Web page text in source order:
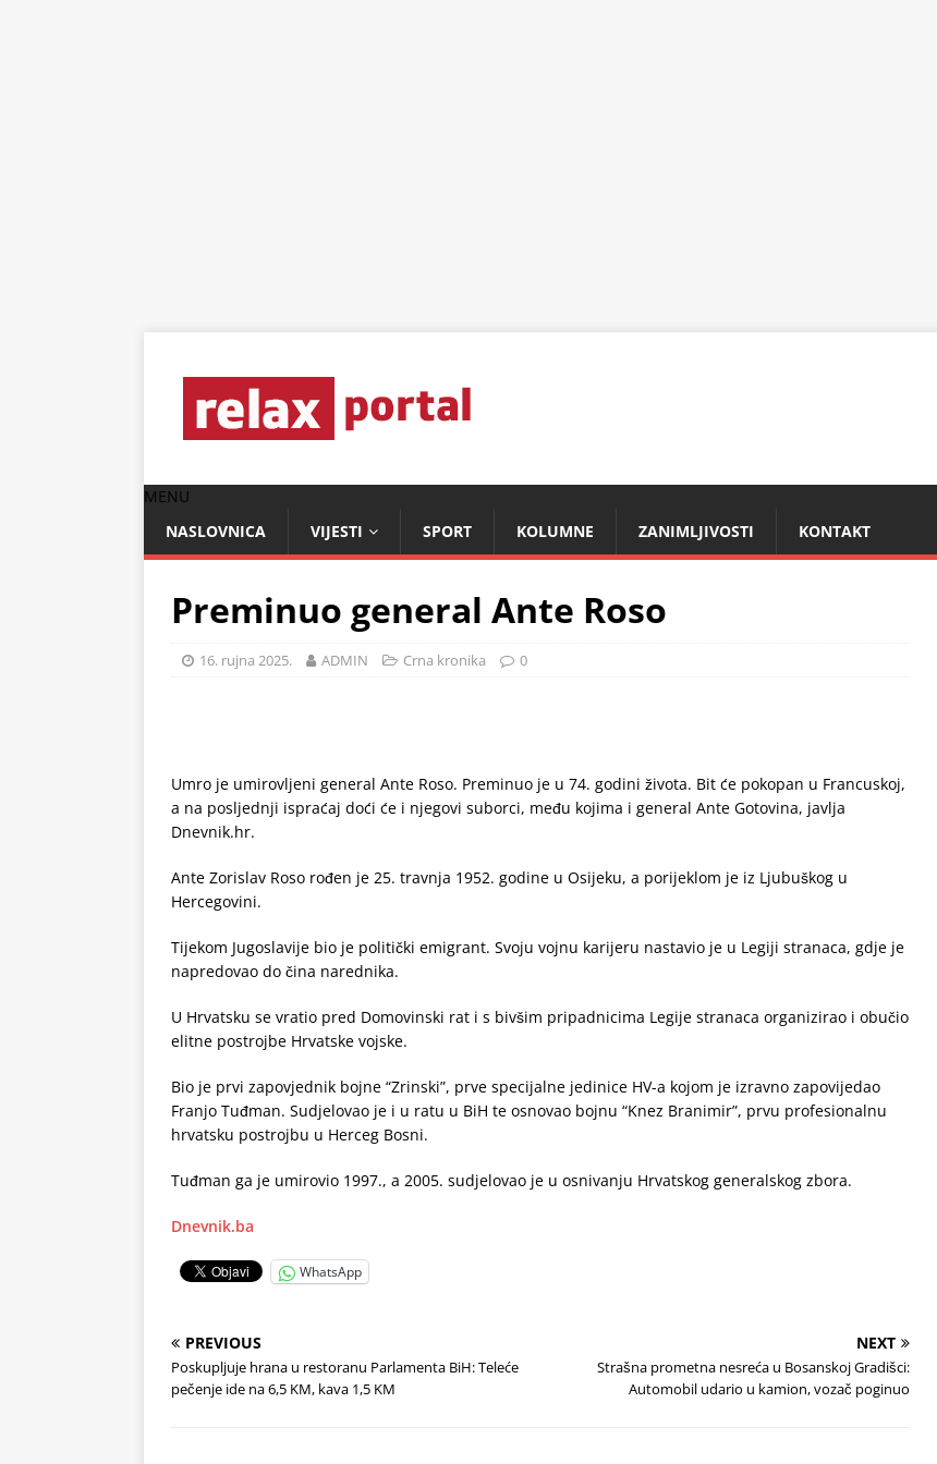
MENU
NASLOVNICA
VIJESTI SPORT KOLUMNE ZANIMLJIVOSTI KONTAKT
Preminuo general Ante Roso
16. rujna 2025. ADMIN Crna kronika 0
Umro je umirovljeni general Ante Roso. Preminuo je u 74. godini života. Bit će pokopan u Francuskoj,
a na posljednji ispraćaj doći će i njegovi suborci, među kojima i general Ante Gotovina, javlja
Dnevnik.hr.
Ante Zorislav Roso rođen je 25. travnja 1952. godine u Osijeku, a porijeklom je iz Ljubuškog u
Hercegovini.
Tijekom Jugoslavije bio je politički emigrant. Svoju vojnu karijeru nastavio je u Legiji stranaca, gdje je
napredovao do čina narednika.
U Hrvatsku se vratio pred Domovinski rat i s bivšim pripadnicima Legije stranaca organizirao i obučio
elitne postrojbe Hrvatske vojske.
Bio je prvi zapovjednik bojne “Zrinski”, prve specijalne jedinice HV-a kojom je izravno zapovijedao
Franjo Tuđman. Sudjelovao je i u ratu u BiH te osnovao bojnu “Knez Branimir”, prvu profesionalnu
hrvatsku postrojbu u Herceg Bosni.
Tuđman ga je umirovio 1997., a 2005. sudjelovao je u osnivanju Hrvatskog generalskog zbora.
Dnevnik.ba
WhatsApp
PREVIOUS
Poskupljuje hrana u restoranu Parlamenta BiH: Teleće
pečenje ide na 6,5 KM, kava 1,5 KM
NEXT
Strašna prometna nesreća u Bosanskoj Gradišci:
Automobil udario u kamion, vozač poginuo